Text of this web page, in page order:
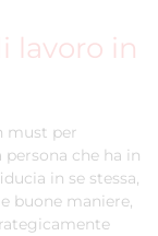
lavoro in
must per
che ha in
in se stessa,
buone maniere,